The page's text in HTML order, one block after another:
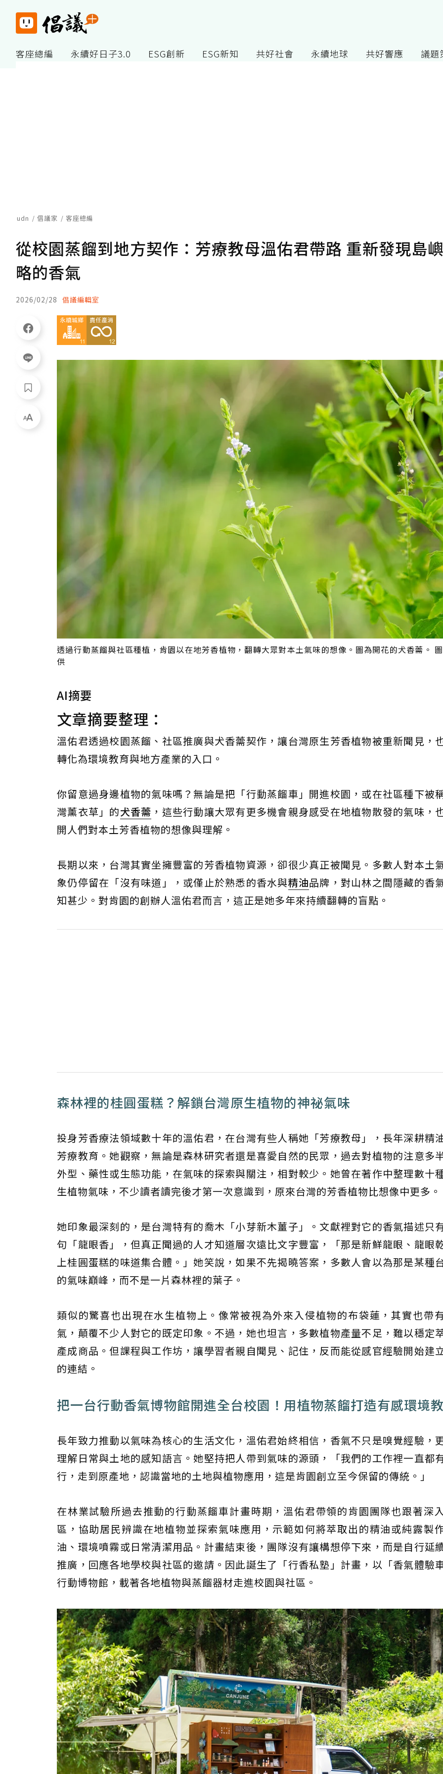
客座總編 永續好日子3.0 ESG創新 ESG新知 共好社會 永續地球 共好響應 議題
udn 倡議家 客座總編
從校園蒸餾到地方契作：芳療教母溫佑君帶路 重新發現島
略的香氣
2026/02/28 倡議編輯室
透過行動蒸餾與社區種植，肯園以在地芳香植物，翻轉大眾對本土氣味的想像。圖為開花的犬香薷。
供
AI摘要
文章摘要整理：
溫佑君透過校園蒸餾、社區推廣與犬香薷契作，讓台灣原生芳香植物被重新聞見，
轉化為環境教育與地方產業的入口。
你留意過身邊植物的氣味嗎？無論是把「行動蒸餾車」開進校園，或在社區種下被
灣薰衣草」的犬香薷 ，這些行動讓大眾有更多機會親身感受在地植物散發的氣味，
開人們對本土芳香植物的想像與理解。
長期以來，台灣其實坐擁豐富的芳香植物資源，卻很少真正被聞見。多數人對本土
象仍停留在「沒有味道」，或僅止於熟悉的香水與精油品牌，對山林之間隱藏的香
知甚少。對肯園的創辦人溫佑君而言，這正是她多年來持續翻轉的盲點。
森林裡的桂圓蛋糕？解鎖台灣原生植物的神祕氣味
投身芳香療法領域數十年的溫佑君，在台灣有些人稱她「芳療教母」，長年深耕精
芳療教育。她觀察，無論是森林研究者還是喜愛自然的民眾，過去對植物的注意多
外型、藥性或生態功能，在氣味的探索與關注，相對較少。她曾在著作中整理數十
生植物氣味，不少讀者讀完後才第一次意識到，原來台灣的芳香植物比想像中更多。
她印象最深刻的，是台灣特有的喬木「小芽新木薑子」。文獻裡對它的香氣描述只
句「龍眼香」，但真正聞過的人才知道層次遠比文字豐富，「那是新鮮龍眼、龍眼
上桂圓蛋糕的味道集合體。」她笑說，如果不先揭曉答案，多數人會以為那是某種
的氣味巔峰，而不是一片森林裡的葉子。
類似的驚喜也出現在水生植物上。像常被視為外來入侵植物的布袋蓮，其實也帶
氣，顛覆不少人對它的既定印象。不過，她也坦言，多數植物產量不足，難以穩定
產成商品。但課程與工作坊，讓學習者親自聞見、記住，反而能從感官經驗開始建
的連結。
把一台行動香氣博物館開進全台校園！用植物蒸餾打造有感環境
長年致力推動以氣味為核心的生活文化，溫佑君始終相信，香氣不只是嗅覺經驗，
理解日常與土地的感知語言。她堅持把人帶到氣味的源頭，「我們的工作裡一直都
行，走到原產地，認識當地的土地與植物應用，這是肯園創立至今保留的傳統。」
在林業試驗所過去推動的行動蒸餾車計畫時期，溫佑君帶領的肯園團隊也跟著深
區，協助居民辨識在地植物並探索氣味應用，示範如何將萃取出的精油或純露製
油、環境噴霧或日常清潔用品。計畫結束後，團隊沒有讓構想停下來，而是自行延
推廣，回應各地學校與社區的邀請。因此誕生了「行香私塾」計畫，以「香氣體驗
行動博物館，載著各地植物與蒸餾器材走進校園與社區。